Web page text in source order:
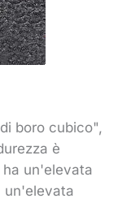
boro cubico",
è
ha un'elevata
un'elevata